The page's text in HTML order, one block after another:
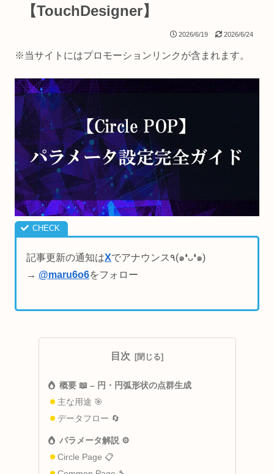
【TouchDesigner】
2026/6/19 2026/6/24
※当サイトにはプロモーションリンクが含まれます。
記事更新の通知はX
でアナウンス٩(๑❛ᴗ❛๑)
→ @maru6o6をフォロー
目次
概要 📖 – 円・円弧形状の点群生成
主な用途 🎯
データフロー 🔄
パラメータ解説 ⚙️
Circle Page 📋